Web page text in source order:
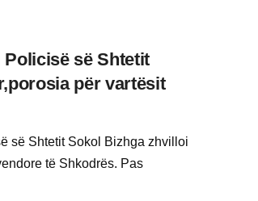
së Shtetit
për vartësit
së Shtetit Sokol Bizhga zhvilloi
të Shkodrës. Pas